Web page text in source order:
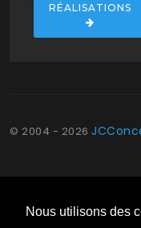
Nous utilisons des
RÉALISATIONS
© 2004 - 2026
CRÉATION DE